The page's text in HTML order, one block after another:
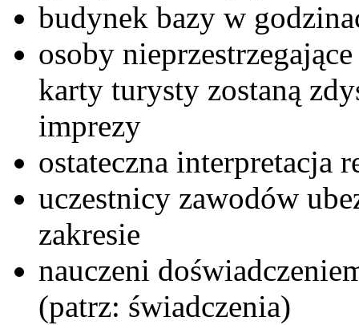
budynek bazy w
osoby
karty turysty zostaną
imprezy
ostateczna interpretacja
uczestnicy zawodów
zakresie
nauczeni
(patrz: świadczenia)